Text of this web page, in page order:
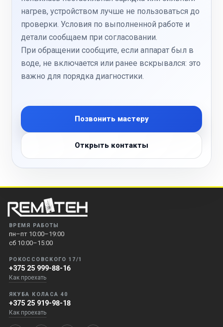
нагрев, устройством лучше не пользоваться до
проверки. Условия по выполненной работе и
детали сообщаем при согласовании.
При обращении сообщите, если аппарат был в
воде, не включается или ранее вскрывался: это
важно для порядка диагностики.
Позвонить мастеру
Открыть контакты
ВРЕМЯ РАБОТЫ
пн–пт 10:00–19:00
сб 10:00–15:00
РОКОССОВСКОГО 17/1
+375 25 999-88-16
Как проехать
ЯКУБА КОЛАСА 40
+375 25 919-98-18
Как проехать